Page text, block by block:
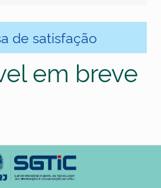
de satisfação
em breve